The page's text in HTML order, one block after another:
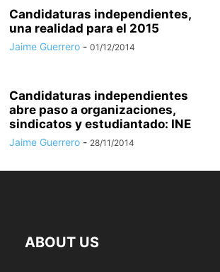
Candidaturas independientes,
una realidad para el 2015
Jaime Guerrero - 01/12/2014
Candidaturas independientes
abre paso a organizaciones,
sindicatos y estudiantado: INE
Jaime Guerrero - 28/11/2014
ABOUT US